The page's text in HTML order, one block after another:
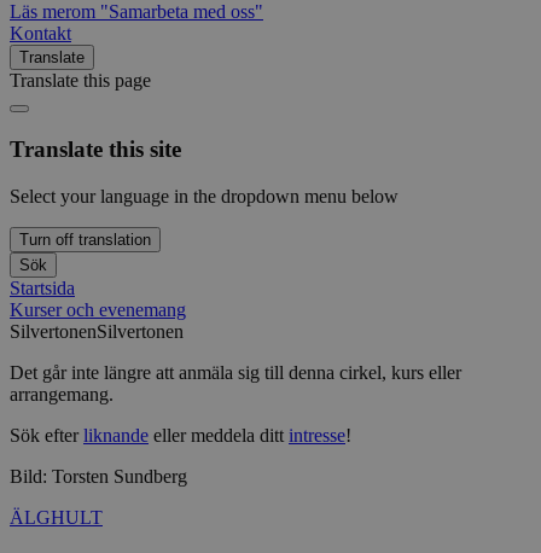
Läs merom "Samarbeta med oss"
Kontakt
Translate
Translate this page
Translate this site
Select your language in the dropdown menu below
Turn off translation
Sök
Startsida
Kurser och evenemang
SilvertonenSilvertonen
Det går inte längre att anmäla sig till denna cirkel, kurs eller
arrangemang.
Sök efterliknande eller meddela ditt intresse!
Bild: Torsten Sundberg
ÄLGHULT